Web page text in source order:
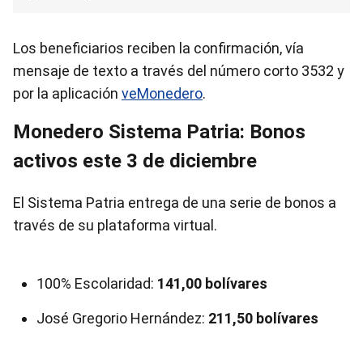
Los beneficiarios reciben la confirmación, vía
mensaje de texto a través del número corto 3532 y
por la aplicación veMonedero.
Monedero Sistema Patria: Bonos
activos este 3 de diciembre
El Sistema Patria entrega de una serie de bonos a
través de su plataforma virtual.
100% Escolaridad: 141,00 bolívares
José Gregorio Hernández: 211,50 bolívares